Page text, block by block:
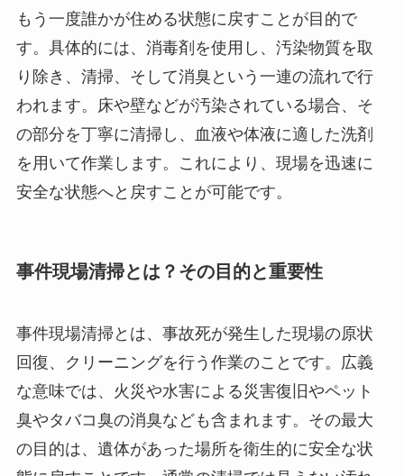
もう一度誰かが住める状態に戻すことが目的で
す。具体的には、消毒剤を使用し、汚染物質を取
り除き、清掃、そして消臭という一連の流れで行
われます。床や壁などが汚染されている場合、そ
の部分を丁寧に清掃し、血液や体液に適した洗剤
を用いて作業します。これにより、現場を迅速に
安全な状態へと戻すことが可能です。
事件現場清掃とは？その目的と重要性
事件現場清掃とは、事故死が発生した現場の原状
回復、クリーニングを行う作業のことです。広義
な意味では、火災や水害による災害復旧やペット
臭やタバコ臭の消臭なども含まれます。その最大
の目的は、遺体があった場所を衛生的に安全な状